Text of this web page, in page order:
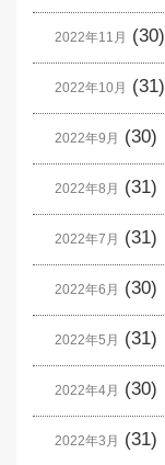
2022年11月 (30)
2022年10月 (31)
2022年9月 (30)
2022年8月 (31)
2022年7月 (31)
2022年6月 (30)
2022年5月 (31)
2022年4月 (30)
2022年3月 (31)